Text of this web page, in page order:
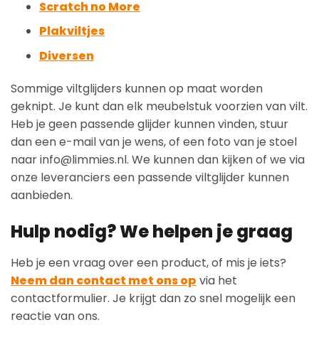
Scratch no More
Plakviltjes
Diversen
Sommige viltglijders kunnen op maat worden
geknipt. Je kunt dan elk meubelstuk voorzien van vilt.
Heb je geen passende glijder kunnen vinden, stuur
dan een e-mail van je wens, of een foto van je stoel
naar info@limmies.nl. We kunnen dan kijken of we via
onze leveranciers een passende viltglijder kunnen
aanbieden.
Hulp nodig? We helpen je graag
Heb je een vraag over een product, of mis je iets?
Neem dan contact met ons op via het
contactformulier. Je krijgt dan zo snel mogelijk een
reactie van ons.